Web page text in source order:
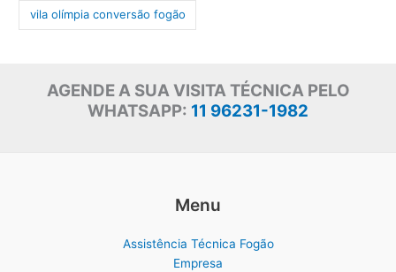
vila olímpia conversão fogão
AGENDE A SUA VISITA TÉCNICA PELO
WHATSAPP: 11 96231-1982
Menu
Assistência Técnica Fogão
Empresa